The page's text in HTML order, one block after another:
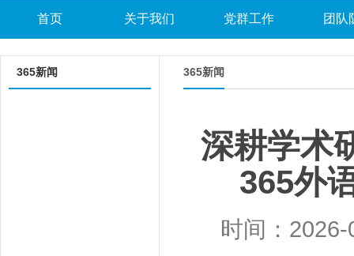
首页 关于我们 党群工作 团队
365新闻 365新闻
深耕学术
365外
时间：2026-